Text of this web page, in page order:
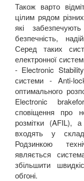
Також варто
цілим рядом
які
безпечність,
Серед таких
електронної
- Electronic
системи - Anti-
оптимального
Electronic
сповіщення про
розмітки (AFIL),
входять у склад
Родзинкою
являється
збільшити
обгоні.